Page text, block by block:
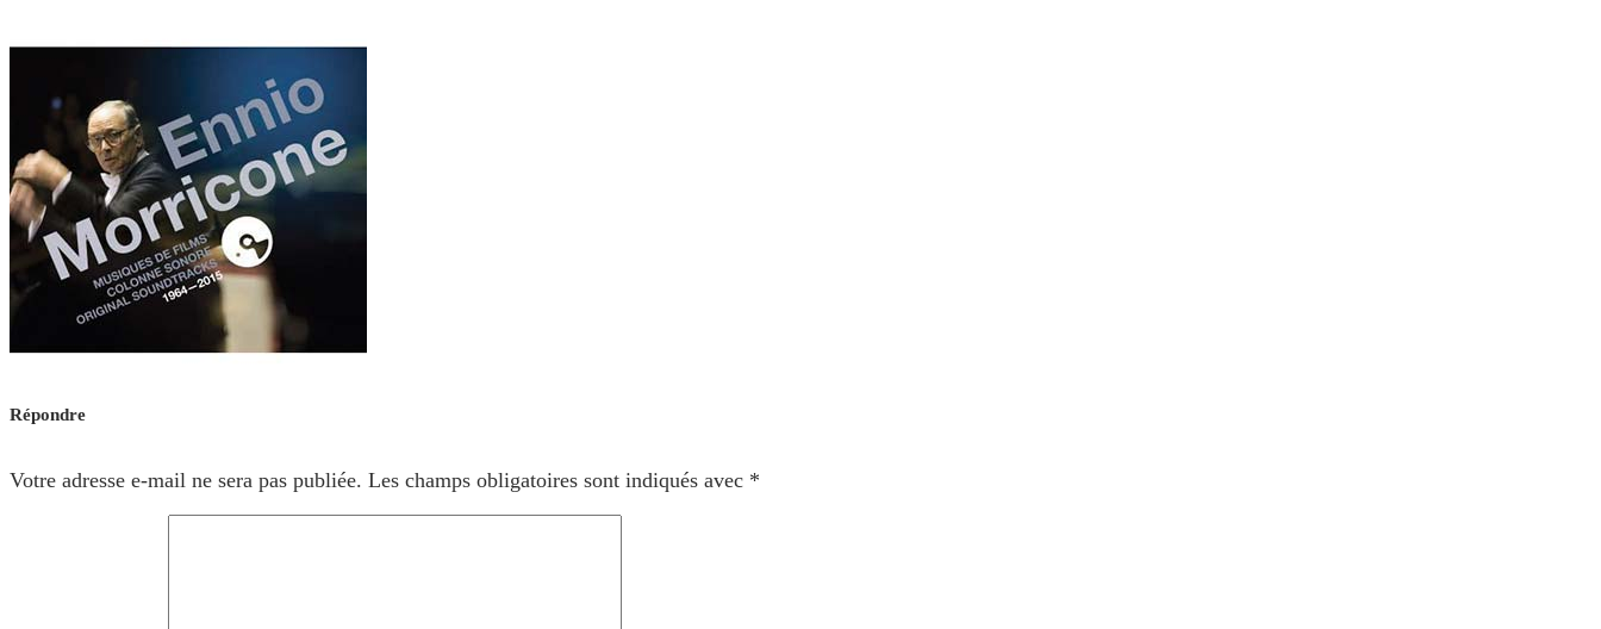
Répondre
Votre adresse e-mail ne sera pas publiée. Les champs obligatoires sont indiqués avec *